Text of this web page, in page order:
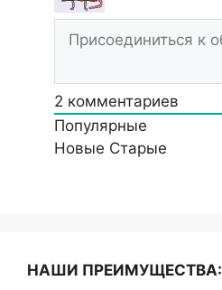
2 комментариев
Популярные
Новые Старые
НАШИ ПРЕИМУЩЕСТВА: